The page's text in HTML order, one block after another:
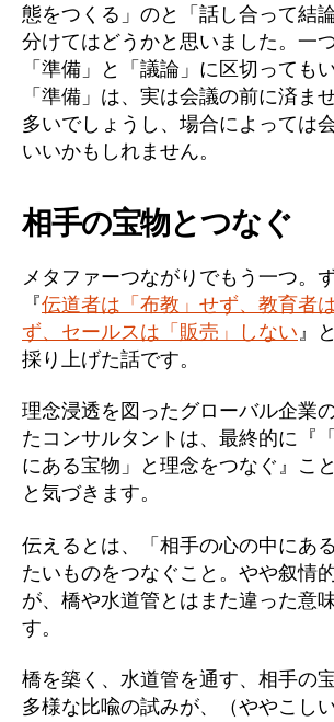
態をつくる」のと「話し合って結
分けてはどうかと思いました。一
「準備」と「議論」に区切っても
「準備」は、実は会議の前に済ま
多いでしょうし、場合によっては
いいかもしれません。
相手の宝物とつなぐ
メタファーつながりでもう一つ。
『伝道者は「布教」せず、教育者
ず、セールスは「販売」しない 』
採り上げた話です。
理念浸透を図ったグローバル企業
たコンサルタントは、最終的に『
にある宝物」と理念をつなぐ』こ
と気づきます。
伝えるとは、「相手の心の中にあ
たいものをつなぐこと。やや叙情
が、橋や水道管とはまた違った意
す。
橋を築く、水道管を通す、相手の
多様な比喩の試みが、（ややこし